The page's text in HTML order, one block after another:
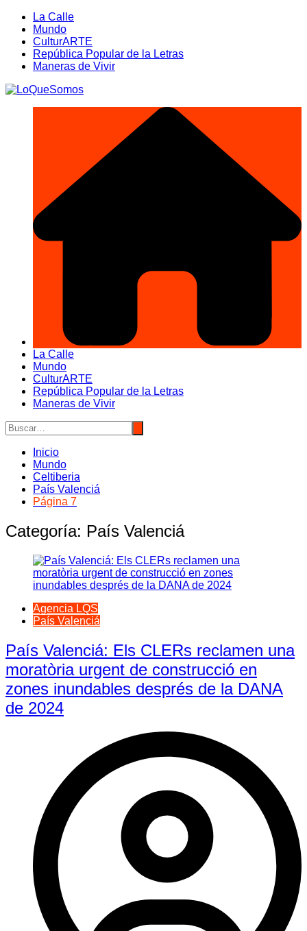
Saltar
contenido
La Calle
Mundo
CulturARTE
República Popular de la Letras
Maneras de Vivir
La Calle
Mundo
CulturARTE
República Popular de la Letras
Maneras de Vivir
Inicio
Mundo
Celtiberia
País Valenciá
Página 7
Categoría: País Valenciá
Agencia LQS
País Valenciá
País Valenciá: Els CLERs reclamen una
moratòria urgent de construcció en
zones inundables després de la DANA
de 2024